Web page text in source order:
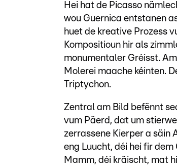
Hei hat de Picasso
wou Guernica entstanen
huet de kreative Prozess
Kompositioun hir als
monumentaler Gréisst.
Molerei maache kéinten.
Triptychon.
Zentral am Bild befënnt
vum Päerd, dat um
zerrassene Kierper a säin
eng Luucht, déi hei fir
Mamm, déi kräischt, mat